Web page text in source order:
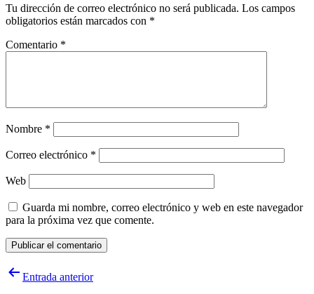
Tu dirección de correo electrónico no será publicada. Los campos
obligatorios están marcados con *
Comentario *
Nombre *
Correo electrónico *
Web
Guarda mi nombre, correo electrónico y web en este navegador
para la próxima vez que comente.
Navegación
Entrada anterior